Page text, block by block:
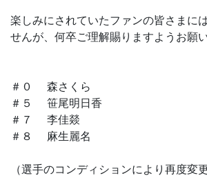
楽しみにされていたファンの皆さまに
せんが、何卒ご理解賜りますようお願
＃０ 森さくら
＃５ 笹尾明日香
＃７ 李佳燚
＃８ 麻生麗名
（選手のコンディションにより再度変